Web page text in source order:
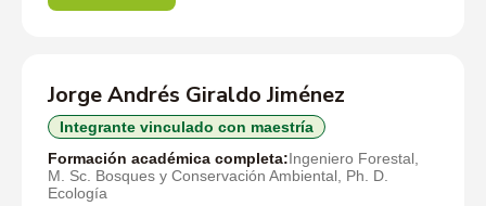
Jorge Andrés Giraldo Jiménez
Integrante vinculado con maestría
Formación académica completa:Ingeniero Forestal,
M. Sc. Bosques y Conservación Ambiental, Ph. D.
Ecología